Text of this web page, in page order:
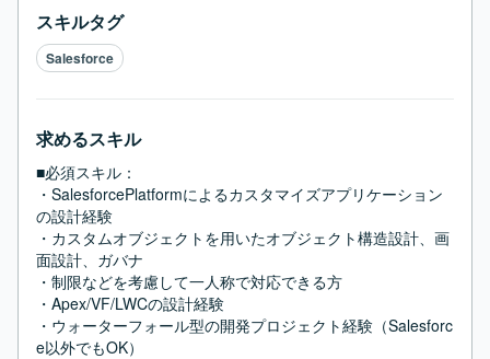
スキルタグ
Salesforce
求めるスキル
■必須スキル：
・SalesforcePlatformによるカスタマイズアプリケーション
の設計経験
・カスタムオブジェクトを用いたオブジェクト構造設計、画
面設計、ガバナ
・制限などを考慮して一人称で対応できる方
・Apex/VF/LWCの設計経験
・ウォーターフォール型の開発プロジェクト経験（Salesforc
e以外でもOK）